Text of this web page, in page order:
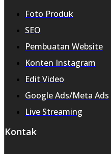
Foto Produk
SEO
Pembuatan Website
Konten Instagram
Edit Video
Google Ads/Meta Ads
Live Streaming
Kontak